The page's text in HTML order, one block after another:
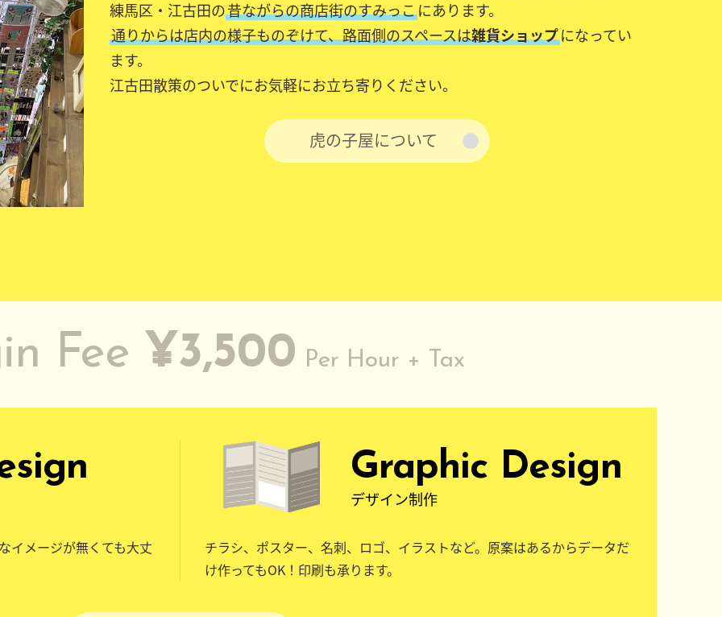
練馬区・江古田の昔ながらの商店街のすみっこにあります。
通りからは店内の様子ものぞけて、路面側のスペースは雑貨ショップになってい
ます。
江古田散策のついでにお気軽にお立ち寄りください。
虎の子屋について
Fee ¥3,500 Per Hour + Tax
イメージが無くても大丈
Graphic Design
デザイン制作
チラシ、ポスター、名刺、ロゴ、イラストなど。原案はあるからデータだ
け作ってもOK！印刷も承ります。